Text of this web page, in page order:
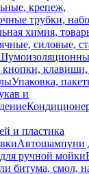
крепеж,
трубки,
химия,
силовые,
Упаковка,
и
и пластика
Автошампуни
ручной мойки
битума, смол,